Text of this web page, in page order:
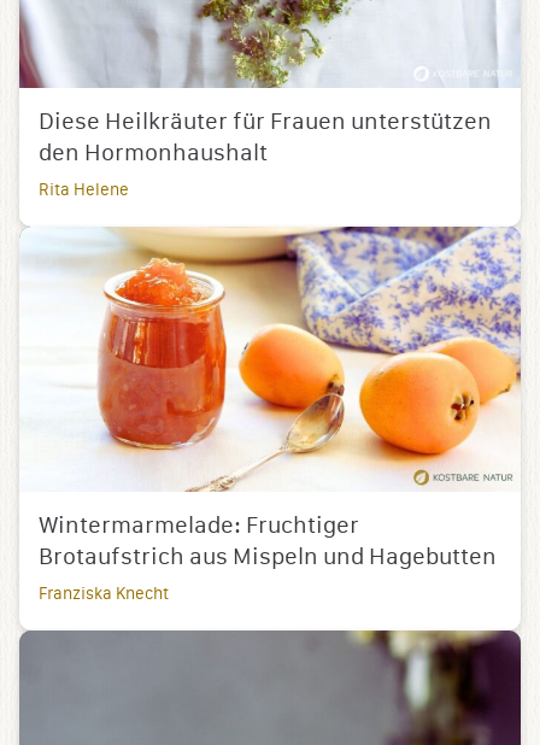
Diese Heilkräuter für Frauen unterstützen
den Hormonhaushalt
Rita Helene
Wintermarmelade: Fruchtiger
Brotaufstrich aus Mispeln und Hagebutten
Franziska Knecht